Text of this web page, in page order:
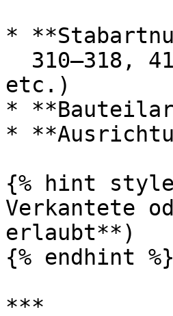
*
etc.)
*
*
{% hint
Verkantete
erlaubt**)
{% endhint %}
***